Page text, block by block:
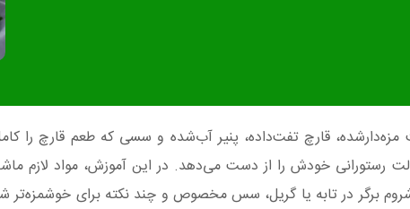
مزه‌دارشده، قارچ تفت‌داده، پنیر آب‌شده و سسی که طعم قارچ را
رستورانی خودش را از دست می‌دهد. در این آموزش، مواد لازم
برگر در تابه یا گریل، سس مخصوص و چند نکته برای خوشمزه‌تر